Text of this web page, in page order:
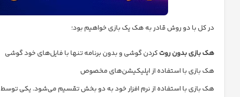
در کل با دو روش قادر به هک یک بازی خواهیم بود؛
هک بازی بدون روتکردن گوشی و بدون برنامه تنها با فایل‌های خود گوشی
هک بازی با استفاده از اپلیکیشن‌های مخصوص
هک بازی با استفاده از نرم افزار خود به دو بخش تقسیم می‌شود. یکی توسط